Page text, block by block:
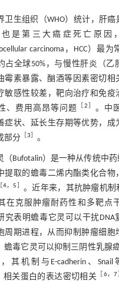
卫生组织（WHO）统计，肝
是第三大癌症死亡原因
carcinoma，HCC）最
占全球50%，与慢性肝炎（乙
霉素暴露、酗酒等因素密切相
敏感性较差，靶向治疗和免疫
、费用高昂等问题 ［2
。中
症状、延长生存期等优势，成
部分［ 3 。
（Bufotalin）是一种从传统中
提取的蟾毒二烯内酯类化合物
4，5
。近年来，其抗肿瘤机制
在克服肿瘤耐药性和多靶点
究表明蟾毒它灵可以干扰DNA
周期进程，从而抑制肿瘤细胞
蟾毒它灵可以抑制三阴性乳腺
其机制与E-cadherin、
相关蛋白的表达密切相关
6，7